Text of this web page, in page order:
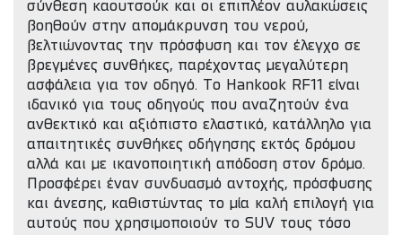
σύνθεση καουτσούκ και οι επιπλέον αυλακώσεις
βοηθούν στην απομάκρυνση του νερού,
βελτιώνοντας την πρόσφυση και τον έλεγχο σε
βρεγμένες συνθήκες, παρέχοντας μεγαλύτερη
ασφάλεια για τον οδηγό. Το Hankook RF11 είναι
ιδανικό για τους οδηγούς που αναζητούν ένα
ανθεκτικό και αξιόπιστο ελαστικό, κατάλληλο για
απαιτητικές συνθήκες οδήγησης εκτός δρόμου
αλλά και με ικανοποιητική απόδοση στον δρόμο.
Προσφέρει έναν συνδυασμό αντοχής, πρόσφυσης
και άνεσης, καθιστώντας το μία καλή επιλογή για
αυτούς που χρησιμοποιούν το SUV τους τόσο